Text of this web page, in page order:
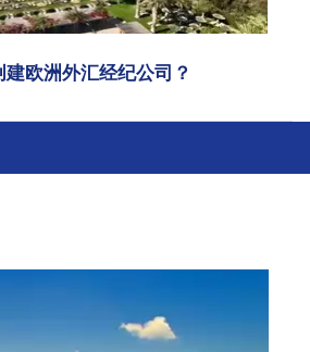
欧洲外汇经纪公司？